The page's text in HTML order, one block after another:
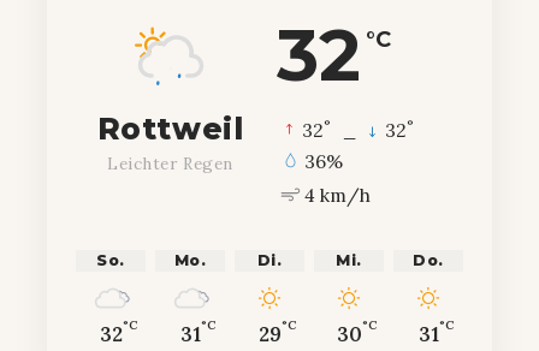
32 °C
Rottweil
Leichter Regen
32° 32°
36%
4 km/h
So.
32°C
Mo.
31°C
Di.
29°C
Mi.
30°C
Do.
31°C